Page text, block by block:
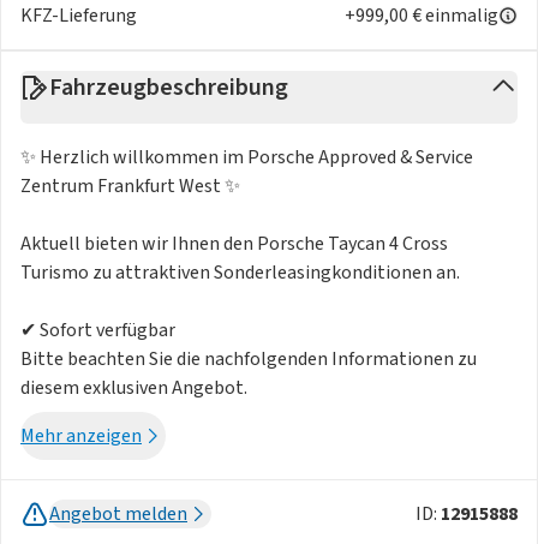
KFZ-Lieferung +999,00 € einmalig
Fahrzeugbeschreibung
✨ Herzlich willkommen im Porsche Approved & Service
Zentrum Frankfurt West ✨
Aktuell bieten wir Ihnen den Porsche Taycan 4 Cross
Turismo zu attraktiven Sonderleasingkonditionen an.
✔ Sofort verfügbar
Bitte beachten Sie die nachfolgenden Informationen zu
diesem exklusiven Angebot.
Exklusives Leasingangebot für den Porsche Taycan 4 Cross
❗ Wichtige Hinweise ❗
Mehr anzeigen
Angebot melden ID: 12915888